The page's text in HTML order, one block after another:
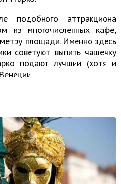
подобного аттракциона
из многочисленных кафе,
площади. Именно здесь
советуют выпить чашечку
подают лучший (хотя и